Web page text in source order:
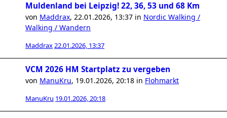
Muldenland bei Leipzig! 22, 36, 53 und 68 Km
von Maddrax, 22.01.2026, 13:37 in Nordic Walking /
Walking / Wandern
Maddrax22.01.2026, 13:37
VCM 2026 HM Startplatz zu vergeben
von ManuKru, 19.01.2026, 20:18 in Flohmarkt
ManuKru 19.01.2026, 20:18